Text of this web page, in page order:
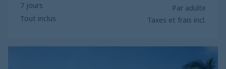
7 jours
Tout inclus
Par adulte
Taxes et frais incl.